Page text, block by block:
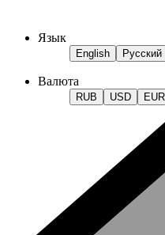
Язык
English Русский
Валюта
RUB USD EUR